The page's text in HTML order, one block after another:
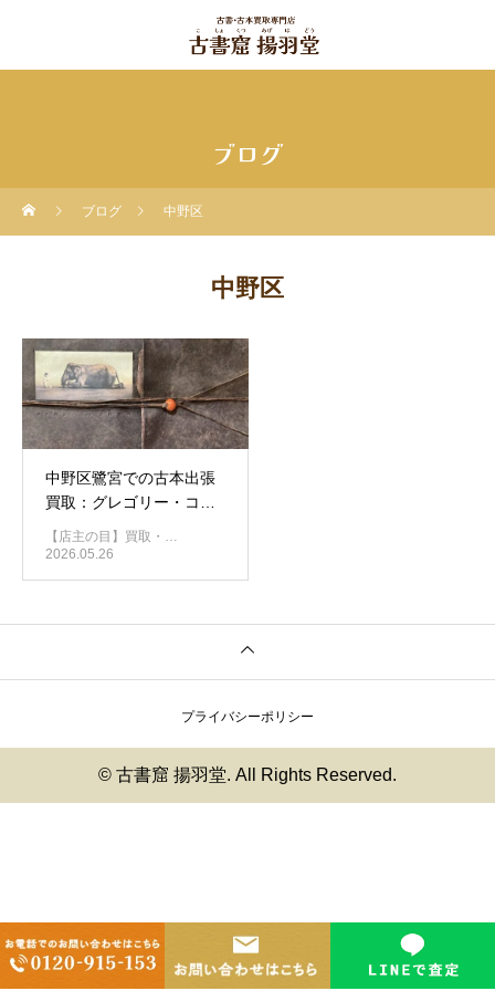
ブログ
ブログ 中野区
中野区
中野区鷺宮での古本出張
買取：グレゴリー・コル
ベール『ashes and
snow』の美しい図録との
【店主の目】買取・…
2026.05.26
プライバシーポリシー
© 古書窟 揚羽堂. All Rights Reserved.